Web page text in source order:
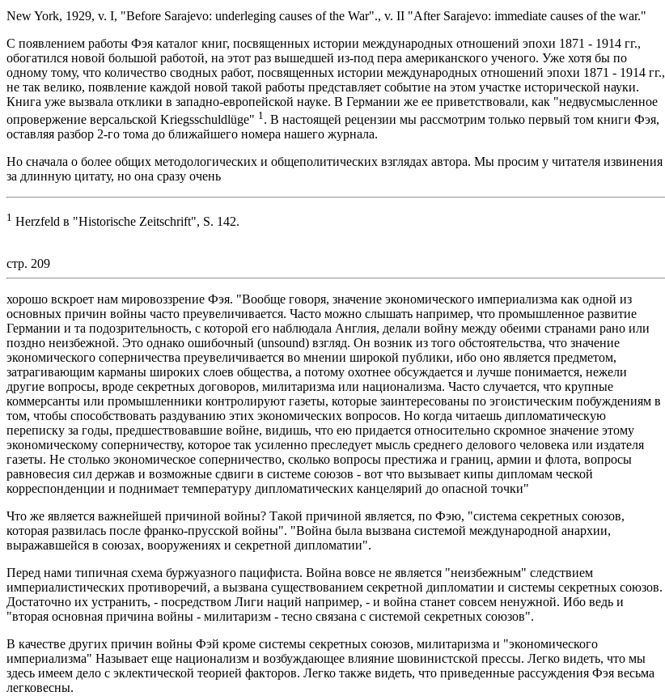
New York, 1929, v. I, "Before Sarajevo: underleging causes of the War"., v. II "After Sarajevo: immediate causes of the war."
С появлением работы Фэя каталог книг, посвященных истории международных отношений эпохи 1871 - 1914 гг.,
обогатился новой большой работой, на этот раз вышедшей из-под пера американского ученого. Уже хотя бы по
одному тому, что количество сводных работ, посвященных истории международных отношений эпохи 1871 - 1914 гг.,
не так велико, появление каждой новой такой работы представляет событие на этом участке исторической науки.
Книга уже вызвала отклики в западно-европейской науке. В Германии же ее приветствовали, как "недвусмысленное
опровержение версальской Kriegsschuldlüge" 1 . В настоящей рецензии мы рассмотрим только первый том книги Фэя,
оставляя разбор 2-го тома до ближайшего номера нашего журнала.
Но сначала о более общих методологических и общеполитических взглядах автора. Мы просим у читателя извинения
за длинную цитату, но она сразу очень
1 Herzfeld в "Historische Zeitschrift", S. 142.
стр. 209
хорошо вскроет нам мировоззрение Фэя. "Вообще говоря, значение экономического империализма как одной из
основных причин войны часто преувеличивается. Часто можно слышать например, что промышленное развитие
Германии и та подозрительность, с которой его наблюдала Англия, делали войну между обеими странами рано или
поздно неизбежной. Это однако ошибочный (unsound) взгляд. Он возник из того обстоятельства, что значение
экономического соперничества преувеличивается во мнении широкой публики, ибо оно является предметом,
затрагивающим карманы широких слоев общества, а потому охотнее обсуждается и лучше понимается, нежели
другие вопросы, вроде секретных договоров, милитаризма или национализма. Часто случается, что крупные
коммерсанты или промышленники контролируют газеты, которые заинтересованы по эгоистическим побуждениям в
том, чтобы способствовать раздуванию этих экономических вопросов. Но когда читаешь дипломатическую
переписку за годы, предшествовавшие войне, видишь, что ею придается относительно скромное значение этому
экономическому соперничеству, которое так усиленно преследует мысль среднего делового человека или издателя
газеты. Не столько экономическое соперничество, сколько вопросы престижа и границ, армии и флота, вопросы
равновесия сил держав и возможные сдвиги в системе союзов - вот что вызывает кипы дипломам ческой
корреспонденции и поднимает температуру дипломатических канцелярий до опасной точки"
Что же является важнейшей причиной войны? Такой причиной является, по Фэю, "система секретных союзов,
которая развилась после франко-прусской войны". "Война была вызвана системой международной анархии,
выражавшейся в союзах, вооружениях и секретной дипломатии".
Перед нами типичная схема буржуазного пацифиста. Война вовсе не является "неизбежным" следствием
империалистических противоречий, а вызвана существованием секретной дипломатии и системы секретных союзов.
Достаточно их устранить, - посредством Лиги наций например, - и война станет совсем ненужной. Ибо ведь и
"вторая основная причина войны - милитаризм - тесно связана с системой секретных союзов".
В качестве других причин войны Фэй кроме системы секретных союзов, милитаризма и "экономического
империализма" Называет еще национализм и возбуждающее влияние шовинистской прессы. Легко видеть, что мы
здесь имеем дело с эклектической теорией факторов. Легко также видеть, что приведенные рассуждения Фэя весьма
легковесны.